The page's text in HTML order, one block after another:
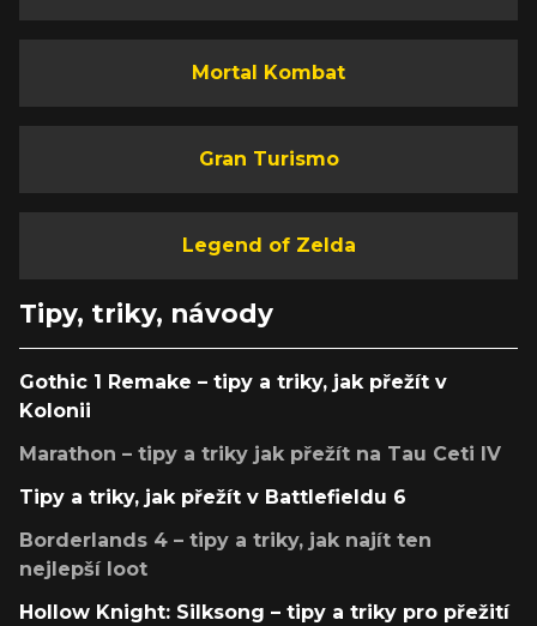
Mortal Kombat
Gran Turismo
Legend of Zelda
Tipy, triky, návody
Gothic 1 Remake – tipy a triky, jak přežít v
Kolonii
Marathon – tipy a triky jak přežít na Tau Ceti IV
Tipy a triky, jak přežít v Battlefieldu 6
Borderlands 4 – tipy a triky, jak najít ten
nejlepší loot
Hollow Knight: Silksong – tipy a triky pro přežití